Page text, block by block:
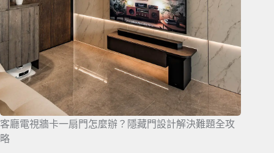
客廳電視牆卡一扇門怎麼辦？隱藏門設計解決難題全攻
略